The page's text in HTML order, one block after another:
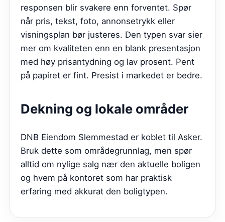
responsen blir svakere enn forventet. Spør
når pris, tekst, foto, annonsetrykk eller
visningsplan bør justeres. Den typen svar sier
mer om kvaliteten enn en blank presentasjon
med høy prisantydning og lav prosent. Pent
på papiret er fint. Presist i markedet er bedre.
Dekning og lokale områder
DNB Eiendom Slemmestad er koblet til Asker.
Bruk dette som områdegrunnlag, men spør
alltid om nylige salg nær den aktuelle boligen
og hvem på kontoret som har praktisk
erfaring med akkurat den boligtypen.